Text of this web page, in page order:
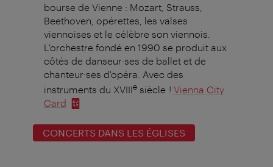
bourse de Vienne : Mozart, Strauss,
Beethoven, opérettes, les valses
viennoises et le célèbre son viennois.
L'orchestre fondé en 1990 se produit aux
côtés de danseur·ses de ballet et de
chanteur·ses d'opéra. Avec des
instruments du XVIIIesiècle ! Vienna City
Card
CONCERTS DANS LES ÉGLISES